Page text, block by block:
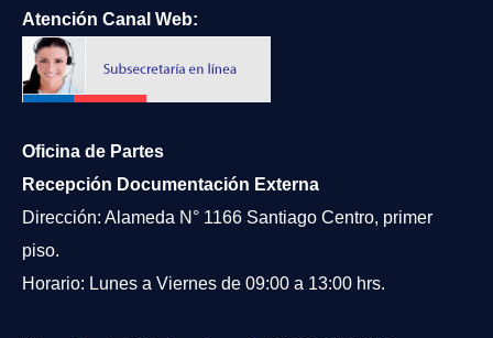
Atención Canal Web:
Oficina de Partes
Recepción Documentación Externa
Dirección: Alameda N° 1166 Santiago Centro, primer
piso.
Horario: Lunes a Viernes de 09:00 a 13:00 hrs.